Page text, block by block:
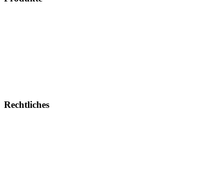
Rechtliches